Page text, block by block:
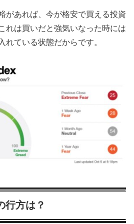
があれば、今が格安で買える投資
れは買いだと強気いなった時には
れている状態だからです。
行方は？